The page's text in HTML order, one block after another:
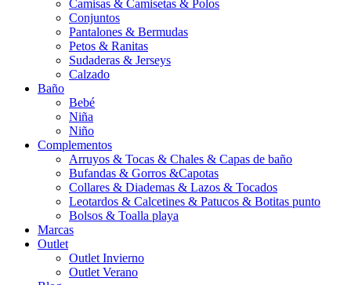
Camisas & Camisetas & Polos
Conjuntos
Pantalones & Bermudas
Petos & Ranitas
Sudaderas & Jerseys
Calzado
Baño
Bebé
Niña
Niño
Complementos
Arruyos & Tocas & Chales & Capas de baño
Bufandas & Gorros &Capotas
Collares & Diademas & Lazos & Tocados
Leotardos & Calcetines & Patucos & Botitas punto
Bolsos & Toalla playa
Marcas
Outlet
Outlet Invierno
Outlet Verano